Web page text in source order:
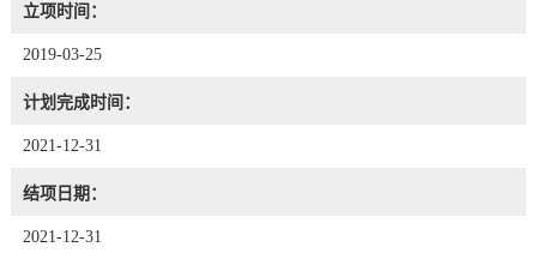
立项时间：
2019-03-25
计划完成时间：
2021-12-31
结项日期：
2021-12-31